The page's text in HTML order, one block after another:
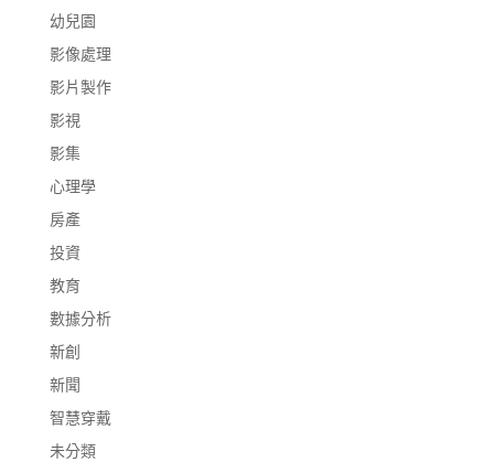
幼兒園
影像處理
影片製作
影視
影集
心理學
房產
投資
教育
數據分析
新創
新聞
智慧穿戴
未分類